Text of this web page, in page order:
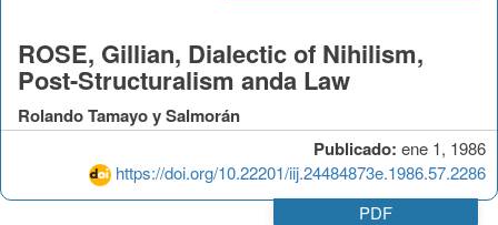
Publicado: ene 1, 1986
https://doi.org/10.22201/iij.24484873e.1986.57.2286
ROSE, Gillian, Dialectic of Nihilism,
Post-Structuralism anda Law
Rolando Tamayo y Salmorán
PDF